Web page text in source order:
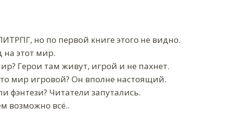
но по первой книге этого не видно.
на этот мир.
Герои там живут, игрой и не пахнет.
мир игровой? Он вполне настоящий.
фэнтези? Читатели запутались.
возможно всё..